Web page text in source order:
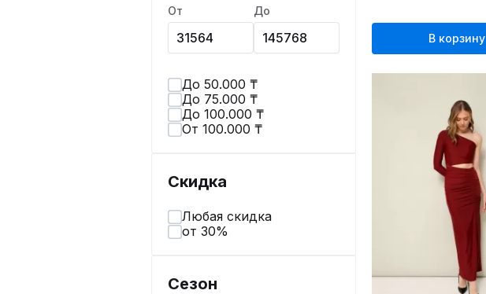
От До
До 50.000 ₸
До 75.000 ₸
До 100.000 ₸
От 100.000 ₸
Скидка
Любая скидка
от 30%
Сезон
В корзину